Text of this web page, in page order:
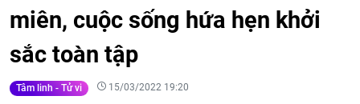
miên, cuộc sống hứa hẹn khởi
sắc toàn tập
Tâm linh - Tử vi 15/03/2022 19:20